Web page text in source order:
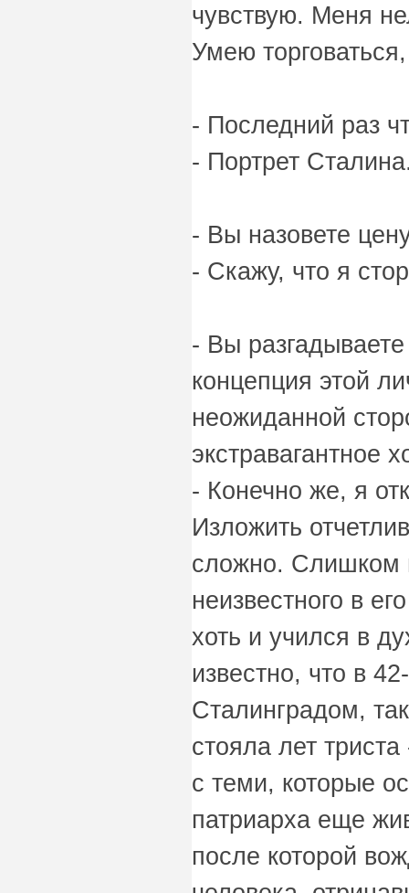
чувствую. Меня
Умею
- Последний раз
- Портрет
- Вы назовете
- Скажу, что я
- Вы
концепция этой
неожиданной
экстравагантное
- Конечно же, я
Изложить
сложно. Слишком
неизвестного в
хоть и учился в
известно, что в
Сталинградом,
стояла лет
с теми, которые
патриарха еще
после которой